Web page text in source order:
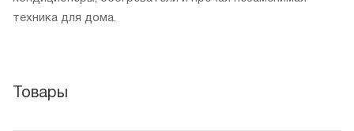
техника для дома.
Товары